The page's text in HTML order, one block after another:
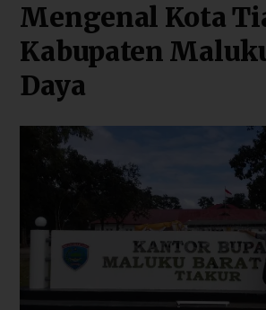
Mengenal Kota
Kabupaten
Daya